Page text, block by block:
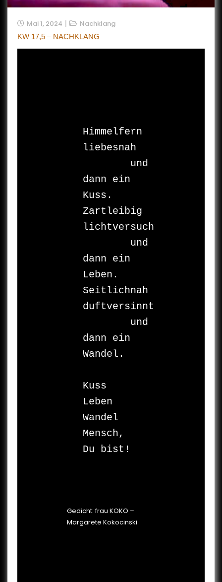
Mai 1, 2024 Nachklang
KW 17,5 – NACHKLANG
Himmelfern
liebesnah
dann ein
Kuss.
Zartleibig
lichtversucht
dann ein
Leben.
Seitlichnah
duftversinnt
dann ein
Wandel.
Kuss
Leben
Wandel
Mensch,
Du bist!
Gedicht: frau KOKO –
Margarete Kokocinski